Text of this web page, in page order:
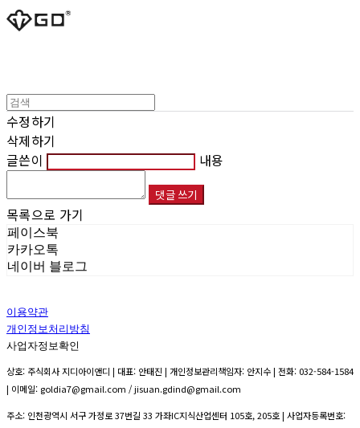
수정하기
삭제하기
글쓴이
내용
댓글 쓰기
목록으로 가기
페이스북
카카오톡
네이버 블로그
이용약관
개인정보처리방침
사업자정보확인
상호: 주식회사 지디아이앤디 | 대표: 안태진 | 개인정보관리책임자: 안지수 | 전화: 032-584-1584
| 이메일: goldia7@gmail.com / jisuan.gdind@gmail.com
주소: 인천광역시 서구 가정로 37번길 33 가좌IC지식산업센터 105호, 205호 | 사업자등록번호: